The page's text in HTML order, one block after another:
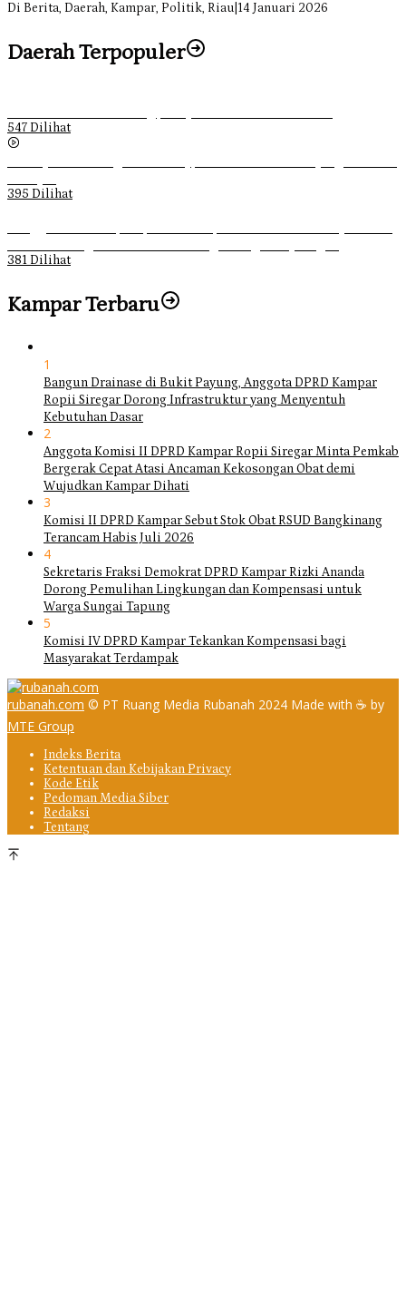
Di Berita, Daerah, Kampar, Politik, Riau 14 Januari 2026
Daerah Terpopuler
547 Dilihat
395 Dilihat
381 Dilihat
Kampar Terbaru
1
Bangun Drainase di Bukit Payung, Anggota DPRD Kampar
Ropii Siregar Dorong Infrastruktur yang Menyentuh
Kebutuhan Dasar
2
Anggota Komisi II DPRD Kampar Ropii Siregar Minta Pemkab
Bergerak Cepat Atasi Ancaman Kekosongan Obat demi
Wujudkan Kampar Dihati
3
Komisi II DPRD Kampar Sebut Stok Obat RSUD Bangkinang
Terancam Habis Juli 2026
4
Sekretaris Fraksi Demokrat DPRD Kampar Rizki Ananda
Dorong Pemulihan Lingkungan dan Kompensasi untuk
Warga Sungai Tapung
5
Komisi IV DPRD Kampar Tekankan Kompensasi bagi
Masyarakat Terdampak
rubanah.com © PT Ruang Media Rubanah 2024 Made with ☕ by
MTE Group
Indeks Berita
Ketentuan dan Kebijakan Privacy
Kode Etik
Pedoman Media Siber
Redaksi
Tentang